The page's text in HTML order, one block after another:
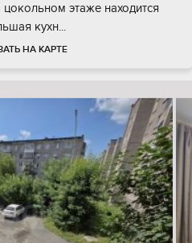
этаже находится
кухн...
НА КАРТЕ